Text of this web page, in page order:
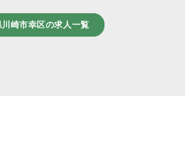
崎市幸区の求人一覧